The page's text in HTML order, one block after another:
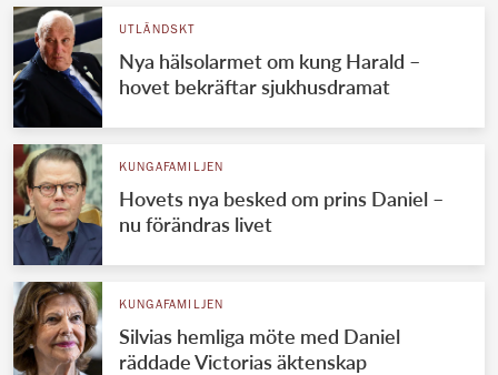
UTLÄNDSKT
Nya hälsolarmet om kung Harald –
hovet bekräftar sjukhusdramat
KUNGAFAMILJEN
Hovets nya besked om prins Daniel –
nu förändras livet
KUNGAFAMILJEN
Silvias hemliga möte med Daniel
räddade Victorias äktenskap